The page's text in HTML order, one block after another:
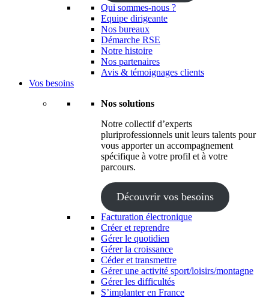
Qui sommes-nous ?
Equipe dirigeante
Nos bureaux
Démarche RSE
Notre histoire
Nos partenaires
Avis & témoignages clients
Vos besoins
Nos solutions
Notre collectif d’experts
pluriprofessionnels unit leurs talents pour
vous apporter un accompagnement
spécifique à votre profil et à votre
parcours.
Découvrir vos besoins
Facturation électronique
Créer et reprendre
Gérer le quotidien
Gérer la croissance
Céder et transmettre
Gérer une activité sport/loisirs/montagne
Gérer les difficultés
S’implanter en France